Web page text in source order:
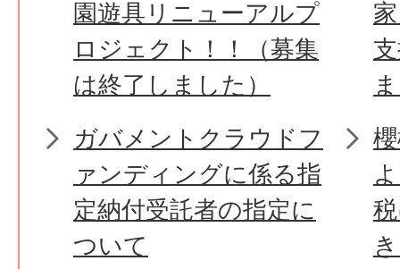
園遊具リニューアルプ
ロジェクト！！（募集
は終了しました）
ガバメントクラウドフ
ァンディングに係る指
定納付受託者の指定に
ついて